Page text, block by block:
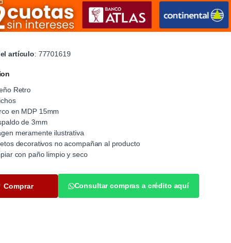
artículo: 77701619
Retro
en MDP 15mm
de 3mm
meramente ilustrativa
decorativos no acompañan al producto
con paño limpio y seco
Comprar Consultar compras a crédito aquí